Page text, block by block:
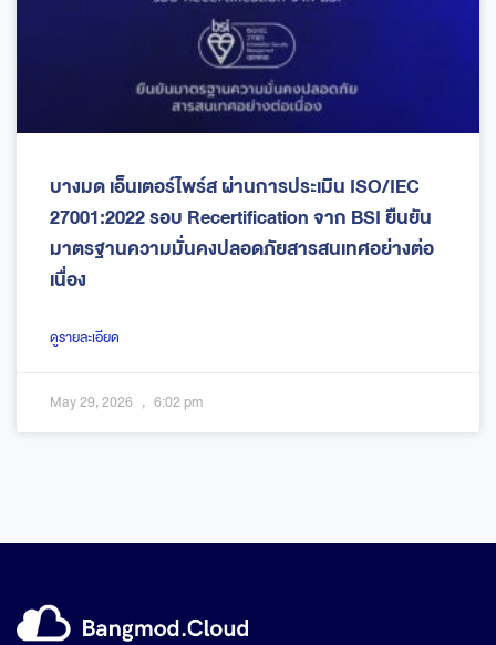
บางมด เอ็นเตอร์ไพร์ส ผ่านการประเมิน ISO/IEC
27001:2022 รอบ Recertification จาก BSI ยืนยัน
มาตรฐานความมั่นคงปลอดภัยสารสนเทศอย่างต่อ
เนื่อง
ดูรายละเอียด
May 29, 2026 6:02 pm